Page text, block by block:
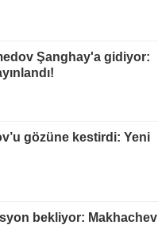
Şanghay'a gidiyor:
gözüne kestirdi: Yeni
bekliyor: Makhachev